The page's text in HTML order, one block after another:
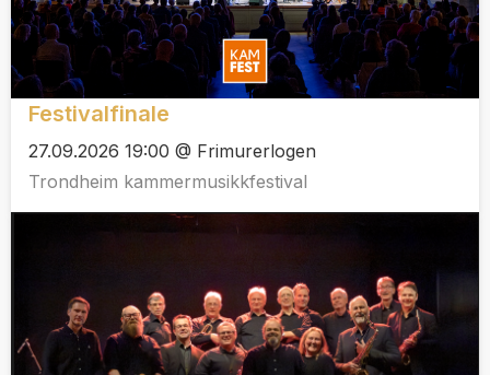
Festivalfinale
27.09.2026 19:00 @ Frimurerlogen
Trondheim kammermusikkfestival